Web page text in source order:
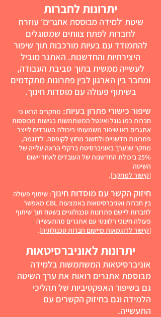
יתרונות לחברות​
שיטת ׳למידה מבוססת אתגרים׳ עוזרת
לחברות לפתח צוותים שמסוגלים
להתמודד עם בעיות מורכבות תוך שיפור
היצירתיות והחדשנות. האתגר מוביל
לעשייה ממשית בתוך סביבת העבודה,
ומחבר בין הארגון לבין פתרונות מתקדמים
בשיתוף פעולה עם מוסדות חינוך.
שיפור כישורי פתרון בעיות: מחקרים הראו כי
חברות כמו גוגל ואינטל המשתמשות בגישות מבוססות
אתגרים ראו שיפור משמעותי ביכולת העובדים לייצר
פתרונות חדשניים ולחשוב מחוץ לקופסה. לדוגמה,
מחקר שנערך באוניברסיטת ברקלי הראה עלייה של
25% ביכולת החדשנות של העובדים לאחר יישום
השיטה
[קישור למחקר].
חיזוק הקשר עם מוסדות חינוך: שיתוף פעולה
בין חברות ואוניברסיטאות באמצעות CBL מאפשר
לחברות ליישם פתרונות טכנולוגיים בשטח תוך שיתוף
פעולה חינוכי רלוונטי עם אתגרים מהתעשייה
[קישור לדוגמאות מיישום חברות טכנולוגיה].
יתרונות לאוניברסיטאות
אוניברסיטאות המשתמשות בלמידה
מבוססת אתגרים רואות את ערך השיטה
גם בשיפור האפקטיביות של תהליכי
הלמידה וגם בחיזוק הקשרים עם
התעשייה.